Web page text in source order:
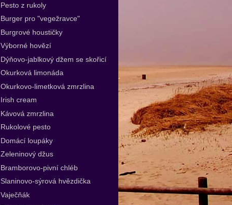
Pesto z rukoly
Burger pro "vegežravce"
Burgrové houstičky
Výborné hovězí
Dýňovo-jablkový džem se skořicí
Okurková limonáda
Okurkovo-limetková zmrzlina
Irish cream
Kávová zmrzlina
Rukolové pesto
Domácí loupáky
Zeleninový džus
Bramborovo-pivní chléb
Slaninovo-sýrová hvězdička
Vaječňák